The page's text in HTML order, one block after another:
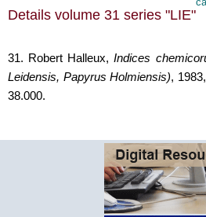
Details volume 31 series "LIE"
31. Robert Halleux,Indices
Leidensis, Papyrus Holmiensis),
38.000.